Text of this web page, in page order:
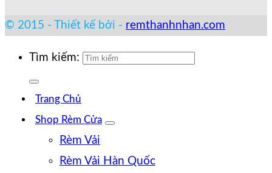
© 2015 - Thiết kế bởi - remthanhnhan.com
Tìm kiếm:
Trang Chủ
Shop Rèm Cửa
Rèm Vải
Rèm Vải Hàn Quốc